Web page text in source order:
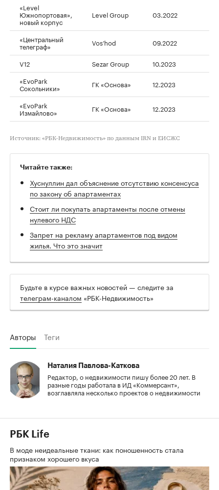
«Level
Южнопортовая»,
новый корпус
Level Group 03.2022
«Центральный
телеграф» Vos’hod 09.2022
V12 Sezar Group
10.2023
«EvoPark
Сокольники» ГК «Основа» 12.2023
«EvoPark
Измайлово» ГК «Основа» 12.2023
Источник: «РБК-Недвижимость» по данным IRN и ЕИСЖС
Читайте также:
Хуснуллин дал объяснение отсутствию консенсуса
по закону об апартаментах
Стоит ли покупать апартаменты после отмены
нулевого НДС
Запрет на рекламу апартаментов под видом
жилья. Что это значит
Будьте в курсе важных новостей — следите за
телеграм-каналом «РБК-Недвижимость»
Авторы Теги
Наталия Павлова-Каткова
Редактор, о недвижимости пишу более 20 лет. В
разные годы работала в ИД «Коммерсант»,
возглавляла несколько проектов о недвижимости
РБК Life
В моде неидеальные ткани: как поношенность стала
признаком хорошего вкуса